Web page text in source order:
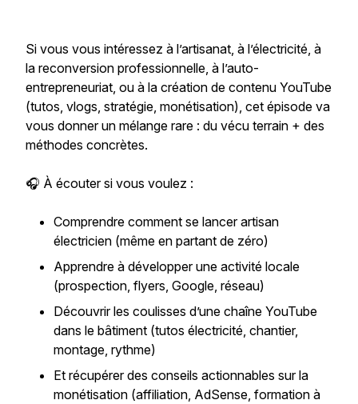
Si vous vous intéressez à l’artisanat, à l’électricité, à
la reconversion professionnelle, à l’auto-
entrepreneuriat, ou à la création de contenu YouTube
(tutos, vlogs, stratégie, monétisation), cet épisode va
vous donner un mélange rare : du vécu terrain + des
méthodes concrètes.
🎧 À écouter si vous voulez :
Comprendre comment se lancer artisan
électricien (même en partant de zéro)
Apprendre à développer une activité locale
(prospection, flyers, Google, réseau)
Découvrir les coulisses d’une chaîne YouTube
dans le bâtiment (tutos électricité, chantier,
montage, rythme)
Et récupérer des conseils actionnables sur la
monétisation (affiliation, AdSense, formation à